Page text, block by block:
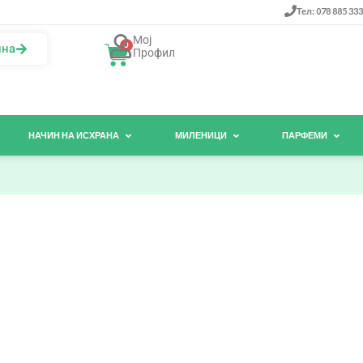
Тел: 078 885 333
0 Мој
Профил
НАЧИН НА ИСХРАНА МИЛЕНИЦИ ПАРФЕМИ